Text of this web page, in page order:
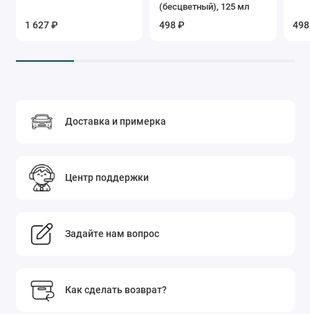
1 627 ₽
(бесцветный), 125 мл
498 ₽
Доставка и примерка
Центр поддержки
Задайте нам вопрос
Как сделать возврат?